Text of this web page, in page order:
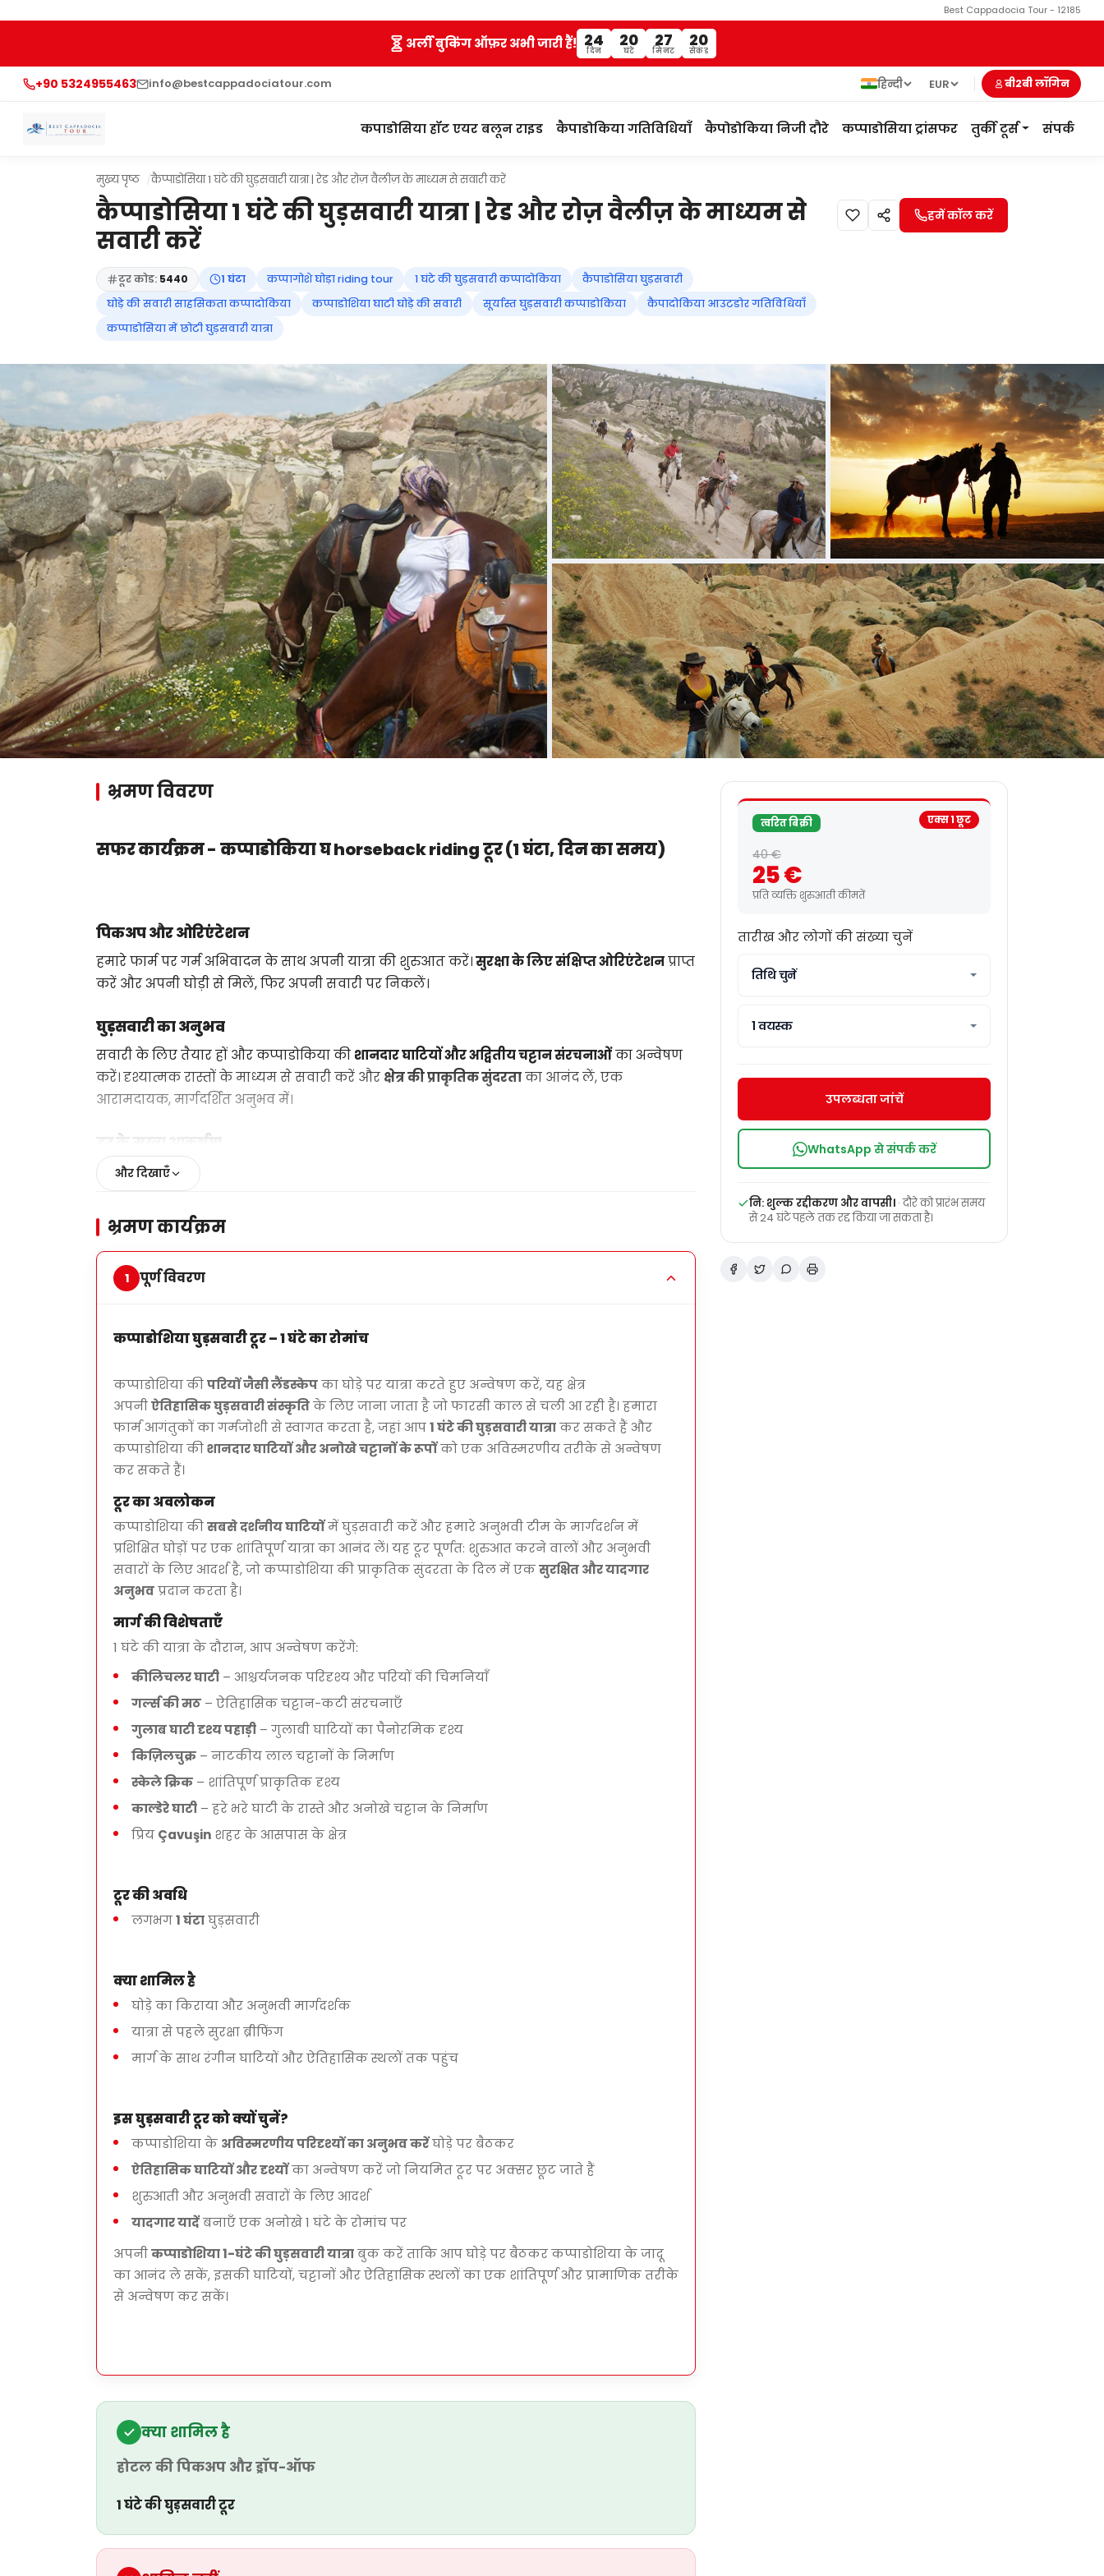
Best Cappadocia Tour - 12185
अर्ली बुकिंग ऑफ़र अभी जारी हैं! 24
दिन
20
घंटे
27
मिनट
19
सेकंड
+90 5324955463 info@bestcappadociatour.com हिन्दी EUR बी2बी लॉगिन
कपाडोसिया हॉट एयर बलून राइड कैपाडोकिया गतिविधियाँ कैपोडोकिया निजी दौरे कप्पाडोसिया ट्रांसफर तुर्की टूर्स संपर्क
मुख्य पृष्ठ कैप्पाडोसिया 1 घंटे की घुड़सवारी यात्रा | रेड और रोज़ वैलीज़ के माध्यम से सवारी करें
कैप्पाडोसिया 1 घंटे की घुड़सवारी यात्रा | रेड और रोज़ वैलीज़ के माध्यम से
सवारी करें
टूर कोड: 5440 1 घंटा कप्पागोशे घोड़ा riding tour 1 घंटे की घुड़सवारी कप्पादोकिया
कैपाडोसिया घुड़सवारी
घोड़े की सवारी साहसिकता कप्पादोकिया
कप्पाडोशिया घाटी घोड़े की सवारी सूर्यास्त घुड़सवारी कप्पाडोकिया
कैपादोकिया आउटडोर गतिविधियाँ
कप्पाडोसिया में छोटी घुड़सवारी यात्रा
हमें कॉल करें
भ्रमण विवरण
सफर कार्यक्रम - कप्पाडोकिया घ horseback riding टूर (1 घंटा, दिन का समय)
पिकअप और ओरिएंटेशन
हमारे फार्म पर गर्म अभिवादन के साथ अपनी यात्रा की शुरुआत करें।सुरक्षा के लिए संक्षिप्त ओरिएंटेशनप्राप्त
करें और अपनी घोड़ी से मिलें, फिर अपनी सवारी पर निकलें।
घुड़सवारी का अनुभव
सवारी के लिए तैयार हों और कप्पाडोकिया की शानदार घाटियों और अद्वितीय चट्टान संरचनाओंका अन्वेषण
करें। दृश्यात्मक रास्तों के माध्यम से सवारी करें और क्षेत्र की प्राकृतिक सुंदरताका आनंद लें, एक
आरामदायक, मार्गदर्शित अनुभव में।
टूर के मुख्य आकर्षण
घोड़े की मदद से
शुरुआत करने वालों और अनुभवी सवारों
1-घंटे का टूर, दिन के समय एक छोटा, यादगार अनुभव के लिए आदर्श
टूर की अवधि
और दिखाएँ
भ्रमण कार्यक्रम
पूर्ण विवरण
कप्पाडोशिया घुड़सवारी टूर – 1 घंटे का रोमांच
कप्पाडोशिया कीपरियों जैसी लैंडस्केपका घोड़े पर यात्रा करते हुए अन्वेषण करें, यह क्षेत्र
अपनीऐतिहासिक घुड़सवारी संस्कृतिके लिए जाना जाता है जो फारसी काल से चली आ रही है। हमारा
फार्म आगंतुकों का गर्मजोशी से स्वागत करता है, जहां आप1 घंटे की घुड़सवारी यात्राकर सकते हैं और
कप्पाडोशिया कीशानदार घाटियों और अनोखे चट्टानों के रूपोंको एक अविस्मरणीय तरीके से अन्वेषण
कर सकते हैं।
टूर का अवलोकन
कप्पाडोशिया कीसबसे दर्शनीय घाटियोंमें घुड़सवारी करें और हमारे अनुभवी टीम के मार्गदर्शन में
प्रशिक्षित घोड़ों पर एक शांतिपूर्ण यात्रा का आनंद लें। यह टूर पूर्णत: शुरुआत करने वालों और अनुभवी
सवारों के लिए आदर्श है, जो कप्पाडोशिया की प्राकृतिक सुंदरता के दिल में एकसुरक्षित और यादगार
अनुभवप्रदान करता है।
मार्ग की विशेषताएँ
1 घंटे की यात्रा के दौरान, आप अन्वेषण करेंगे:
कीलिचलर घाटी – आश्चर्यजनक परिदृश्य और परियों की चिमनियाँ
गर्ल्स की मठ – ऐतिहासिक चट्टान-कटी संरचनाएँ
गुलाब घाटी दृश्य पहाड़ी – गुलाबी घाटियों का पैनोरमिक दृश्य
किज़िलचुक्र – नाटकीय लाल चट्टानों के निर्माण
स्केले क्रिक – शांतिपूर्ण प्राकृतिक दृश्य
काल्डेरे घाटी – हरे भरे घाटी के रास्ते और अनोखे चट्टान के निर्माण
प्रिय Çavuşin शहर के आसपास के क्षेत्र
टूर की अवधि
लगभग1 घंटाघुड़सवारी
क्या शामिल है
घोड़े का किराया और अनुभवी मार्गदर्शक
यात्रा से पहले सुरक्षा ब्रीफिंग
मार्ग के साथ रंगीन घाटियों और ऐतिहासिक स्थलों तक पहुंच
इस घुड़सवारी टूर को क्यों चुनें?
कप्पाडोशिया के अविस्मरणीय परिदृश्यों का अनुभव करेंघोड़े पर बैठकर
ऐतिहासिक घाटियों और दृश्योंका अन्वेषण करें जो नियमित टूर पर अक्सर छूट जाते हैं
शुरुआती और अनुभवी सवारों के लिए आदर्श
यादगार यादेंबनाएँ एक अनोखे 1 घंटे के रोमांच पर
अपनीकप्पाडोशिया 1-घंटे की घुड़सवारी यात्राबुक करें ताकि आप घोड़े पर बैठकर कप्पाडोशिया के जादू
का आनंद ले सकें, इसकी घाटियों, चट्टानों और ऐतिहासिक स्थलों का एक शांतिपूर्ण और प्रामाणिक तरीके
से अन्वेषण कर सकें।
क्या शामिल है
होटल की पिकअप और ड्रॉप-ऑफ
1 घंटे की घुड़सवारी टूर
एक्स 1 छूट
त्वरित बिक्री
40 €
25 €
प्रति व्यक्ति शुरुआती कीमतें
तारीख और लोगों की संख्या चुनें
तिथि चुनें
1 वयस्क
उपलब्धता जांचें
WhatsApp से संपर्क करें
नि: शुल्क रद्दीकरण और वापसी। · दौरे को प्रारंभ समय
से 24 घंटे पहले तक रद्द किया जा सकता है।